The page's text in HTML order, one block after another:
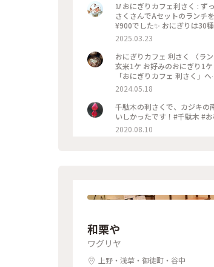
🥢おにぎりカフェ利さく : ず
さくさんでAセットのランチ
¥900でした✨ おにぎりは30
で、気になるおにぎりがたく
おにぎり屋さんのおにぎり
スープは季節限定の『豆乳の
があったのでお昼は控えめに
です🌟 平日のお休みの日に
な〜という印象です💡 おに
美味 #具材豊富 #好きなおに
2025.03.23
おにぎりカフェ 利さく 〈ラ
玄米1ケ お好みのおにぎり1
「おにぎりカフェ 利さく」
だ末に鮭みそ(鮭皮と味噌)を
い☆ 鮭みそのおにぎりも も
やっぱり おにぎり屋さんのおにぎ
ランチ #カフェ #谷根千 #千駄
2024.05.18
千駄木の利さくで、カジキの
いしかったです！#千駄木 #
2020.08.10
和栗や
ワグリヤ
上野・浅草・御徒町・谷中